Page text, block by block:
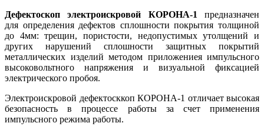
Дефектоскоп электроискровой КОРОНА-1 предназначен
для определения дефектов сплошности покрытия толщиной
до 4мм: трещин, пористости, недопустимых утолщений и
других нарушений сплошности защитных покрытий
металлических изделий методом приложениея импульсного
высоковольтного напряжения и визуальной фиксацией
электрического пробоя.
Электроискровой дефектосккоп КОРОНА-1 отличает высокая
безопасность в процессе работы за счет применения
импульсного режима работы.